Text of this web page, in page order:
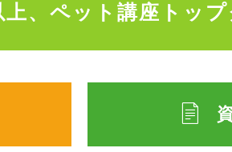
、 ペット講座トップ